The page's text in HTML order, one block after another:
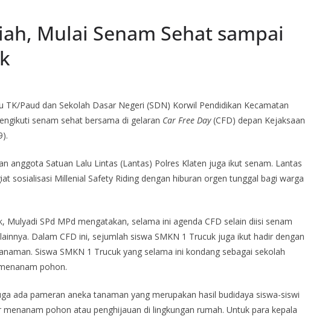
Mulai Senam Sehat sampai
TK/Paud dan Sekolah Dasar Negeri (SDN) Korwil Pendidikan Kecamatan
senam sehat bersama di gelaran Car Free Day(CFD) depan Kejaksaan
anggota Satuan Lalu Lintas (Lantas) Polres Klaten juga ikut senam. Lantas
sosialisasi Millenial Safety Riding dengan hiburan orgen tunggal bagi warga
Mulyadi SPd MPd mengatakan, selama ini agenda CFD selain diisi senam
Dalam CFD ini, sejumlah siswa SMKN 1 Trucuk juga ikut hadir dengan
Siswa SMKN 1 Trucuk yang selama ini kondang sebagai sekolah
pohon.
ada pameran aneka tanaman yang merupakan hasil budidaya siswa-siswi
pohon atau penghijauan di lingkungan rumah. Untuk para kepala